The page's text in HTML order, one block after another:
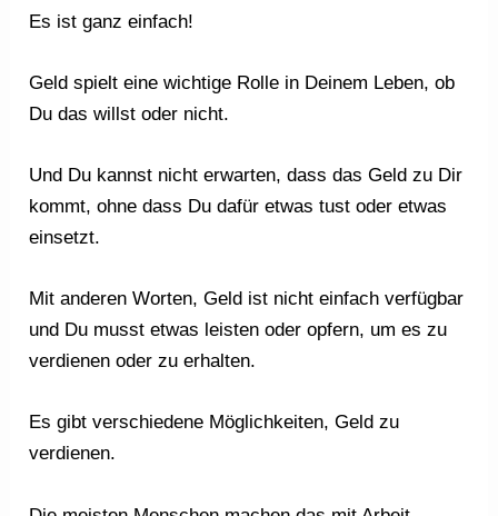
Es ist ganz einfach!
Geld spielt eine wichtige Rolle in Deinem Leben, ob
Du das willst oder nicht.
Und Du kannst nicht erwarten, dass das Geld zu Dir
kommt, ohne dass Du dafür etwas tust oder etwas
einsetzt.
Mit anderen Worten, Geld ist nicht einfach verfügbar
und Du musst etwas leisten oder opfern, um es zu
verdienen oder zu erhalten.
Es gibt verschiedene Möglichkeiten, Geld zu
verdienen.